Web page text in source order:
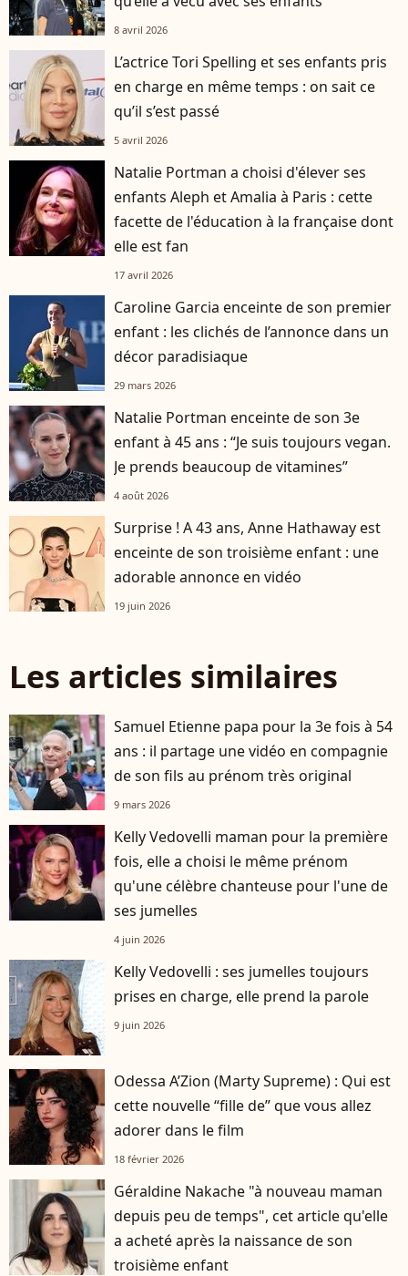
8 avril 2026
L’actrice Tori Spelling et ses enfants pris
en charge en même temps : on sait ce
qu’il s’est passé
5 avril 2026
Natalie Portman a choisi d'élever ses
enfants Aleph et Amalia à Paris : cette
facette de l'éducation à la française dont
elle est fan
17 avril 2026
Caroline Garcia enceinte de son premier
enfant : les clichés de l’annonce dans un
décor paradisiaque
29 mars 2026
Natalie Portman enceinte de son 3e
enfant à 45 ans : “Je suis toujours vegan.
Je prends beaucoup de vitamines”
4 août 2026
Surprise ! A 43 ans, Anne Hathaway est
enceinte de son troisième enfant : une
adorable annonce en vidéo
19 juin 2026
Les articles similaires
Samuel Etienne papa pour la 3e fois à 54
ans : il partage une vidéo en compagnie
de son fils au prénom très original
9 mars 2026
Kelly Vedovelli maman pour la première
fois, elle a choisi le même prénom
qu'une célèbre chanteuse pour l'une de
ses jumelles
4 juin 2026
Kelly Vedovelli : ses jumelles toujours
prises en charge, elle prend la parole
9 juin 2026
Odessa A’Zion (Marty Supreme) : Qui est
cette nouvelle “fille de” que vous allez
adorer dans le film
18 février 2026
Géraldine Nakache "à nouveau maman
depuis peu de temps", cet article qu'elle
a acheté après la naissance de son
troisième enfant